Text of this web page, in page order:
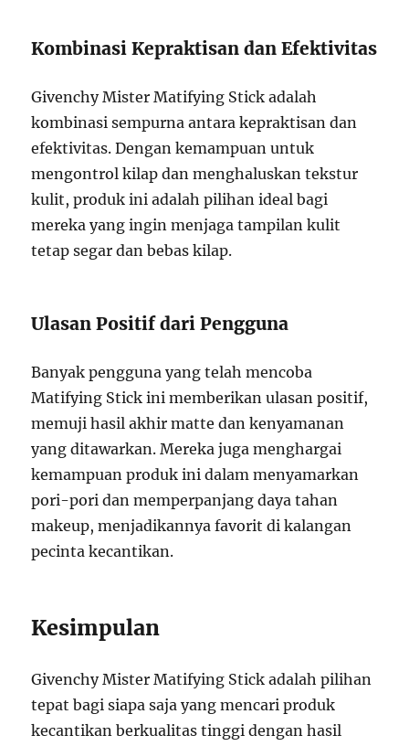
Kombinasi Kepraktisan dan Efektivitas
Givenchy Mister Matifying Stick adalah
kombinasi sempurna antara kepraktisan dan
efektivitas. Dengan kemampuan untuk
mengontrol kilap dan menghaluskan tekstur
kulit, produk ini adalah pilihan ideal bagi
mereka yang ingin menjaga tampilan kulit
tetap segar dan bebas kilap.
Ulasan Positif dari Pengguna
Banyak pengguna yang telah mencoba
Matifying Stick ini memberikan ulasan positif,
memuji hasil akhir matte dan kenyamanan
yang ditawarkan. Mereka juga menghargai
kemampuan produk ini dalam menyamarkan
pori-pori dan memperpanjang daya tahan
makeup, menjadikannya favorit di kalangan
pecinta kecantikan.
Kesimpulan
Givenchy Mister Matifying Stick adalah pilihan
tepat bagi siapa saja yang mencari produk
kecantikan berkualitas tinggi dengan hasil